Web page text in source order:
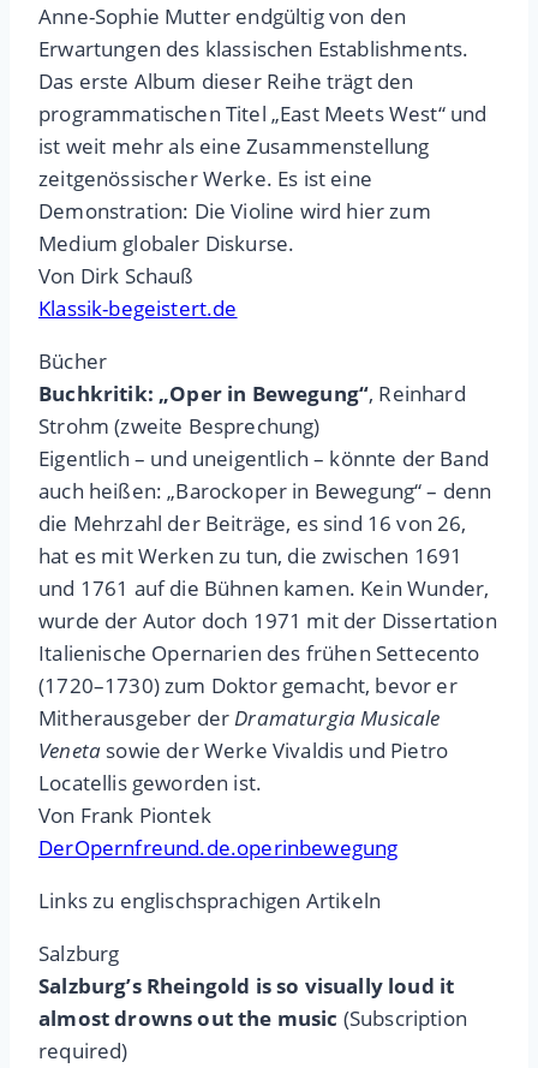
Anne-Sophie Mutter endgültig von den
Erwartungen des klassischen Establishments.
Das erste Album dieser Reihe trägt den
programmatischen Titel „East Meets West“ und
ist weit mehr als eine Zusammenstellung
zeitgenössischer Werke. Es ist eine
Demonstration: Die Violine wird hier zum
Medium globaler Diskurse.
Von Dirk Schauß
Klassik-begeistert.de
Bücher
Buchkritik: „Oper in Bewegung“, Reinhard
Strohm (zweite Besprechung)
Eigentlich – und uneigentlich – könnte der Band
auch heißen: „Barockoper in Bewegung“ – denn
die Mehrzahl der Beiträge, es sind 16 von 26,
hat es mit Werken zu tun, die zwischen 1691
und 1761 auf die Bühnen kamen. Kein Wunder,
wurde der Autor doch 1971 mit der Dissertation
Italienische Opernarien des frühen Settecento
(1720–1730) zum Doktor gemacht, bevor er
Mitherausgeber derDramaturgia Musicale
Veneta sowie der Werke Vivaldis und Pietro
Locatellis geworden ist.
Von Frank Piontek
DerOpernfreund.de.operinbewegung
Links zu englischsprachigen Artikeln
Salzburg
Salzburg’s Rheingold is so visually loud it
almost drowns out the music (Subscription
required)